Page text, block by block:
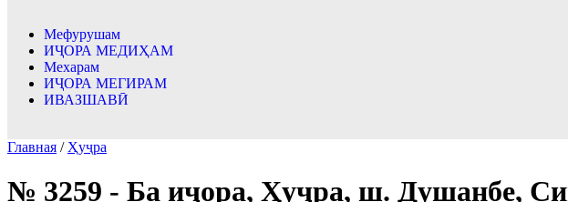
Мефурушам
ИҶОРА МЕДИҲАМ
Мехарам
ИҶОРА МЕГИРАМ
ИВАЗШАВӢ
Главная / Ҳуҷра
№ 3259 - Ба иҷора, Ҳуҷра, ш. Душанбе,